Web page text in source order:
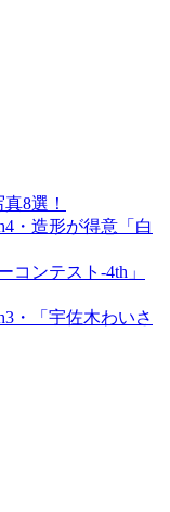
8選！
・造形が得意「白
コンテスト-4th」
・「宇佐木わいさ